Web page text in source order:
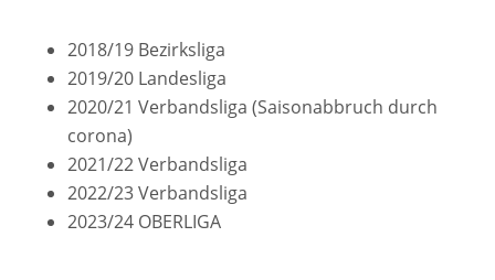
​2018/19 Bezirksliga
2019/20 Landesliga
2020/21 Verbandsliga (Saisonabbruch durch
corona)
2021/22 Verbandsliga
2022/23 Verbandsliga
2023/24 OBERLIGA